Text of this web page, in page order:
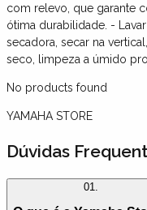
com relevo, que garante
ótima durabilidade. -
secadora, secar na
seco, limpeza a úmido
No products found
YAMAHA STORE
Dúvidas
01.